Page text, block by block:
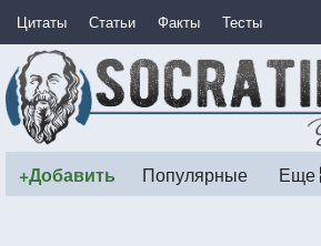
Цитаты Статьи Факты Тесты
+Добавить Популярные Еще